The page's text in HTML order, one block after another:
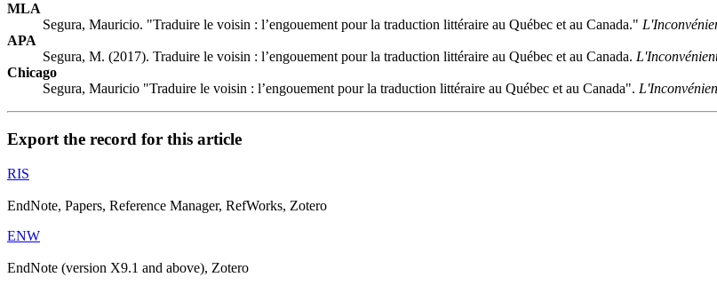
MLA
Segura, Mauricio. "Traduire le voisin : l’engouement pour la traduction littéraire au Québec et au Canada."
APA
Segura, M. (2017). Traduire le voisin : l’engouement pour la traduction littéraire au Québec et au Canada.
Chicago
Segura, Mauricio "Traduire le voisin : l’engouement pour la traduction littéraire au Québec et au Canada".
Export the record for this article
RIS
EndNote, Papers, Reference Manager, RefWorks, Zotero
ENW
EndNote (version X9.1 and above), Zotero